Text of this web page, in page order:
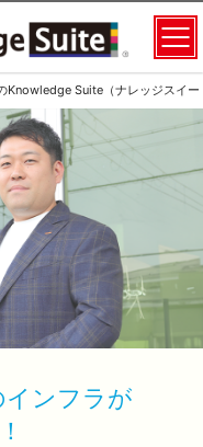
Knowledge Suite（ナレッジスイ
ンフラが